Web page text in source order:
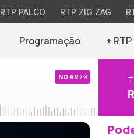
RTP PALCO RTP ZIG ZAG
Programação +
NO AR